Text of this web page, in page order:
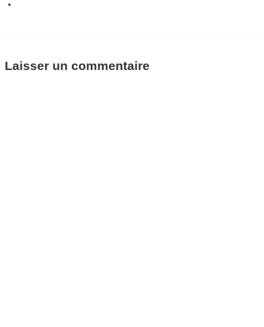
Laisser un commentaire